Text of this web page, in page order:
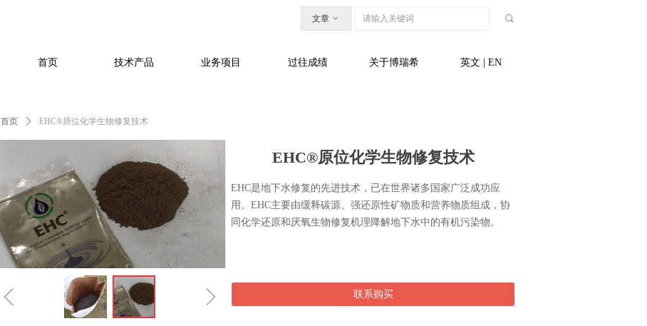
끠
文章 ꀁ
首页 技术产品 业务项目 过往成绩 关于博瑞希 英文 | EN
首页 ꄲ EHC®原位化学生物修复技术
ꁆ ꁇ
EHC®原位化学生物修复技术
EHC是地下水修复的先进技术，已在世界诸多国家广泛成功应
用。EHC主要由缓释碳源、强还原性矿物质和营养物质组成，协
同化学还原和厌氧生物修复机理降解地下水中的有机污染物。
联系购买